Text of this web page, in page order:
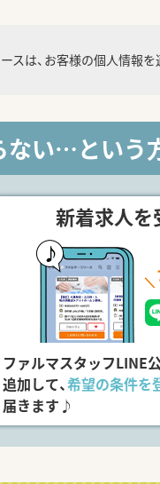
スは、お客様の個人情報
ない…という
新着求人を
ファルマスタッフLINE
追加して、希望の条件を
届きます♪